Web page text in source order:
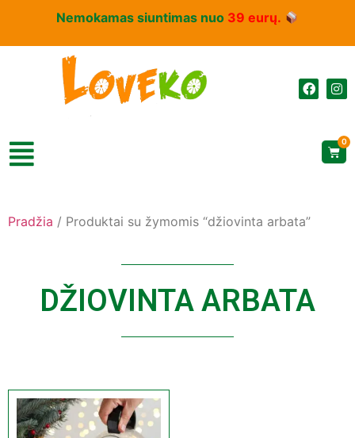
Nemokamas siuntimas nuo 39 eurų.
0
Pradžia / Produktai su žymomis “džiovinta arbata”
DŽIOVINTA ARBATA